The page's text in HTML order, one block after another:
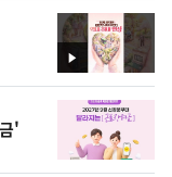
영
상
'